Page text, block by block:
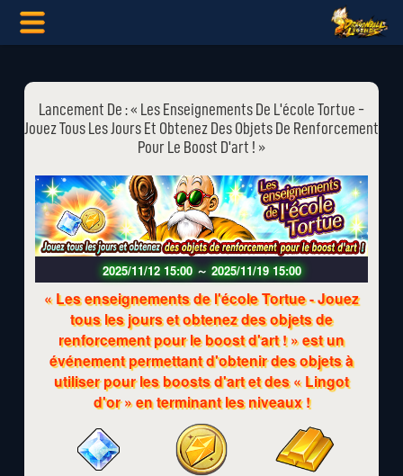
Lancement De : « Les Enseignements De L'école Tortue -
Jouez Tous Les Jours Et Obtenez Des Objets De Renforcement
Pour Le Boost D'art ! »
2025/11/12 15:00～2025/11/19 15:00
« Les enseignements de l'école Tortue - Jouez
tous les jours et obtenez des objets de
renforcement pour le boost d'art ! » est un
événement permettant d'obtenir des objets à
utiliser pour les boosts d'art et des « Lingot
d'or » en terminant les niveaux !